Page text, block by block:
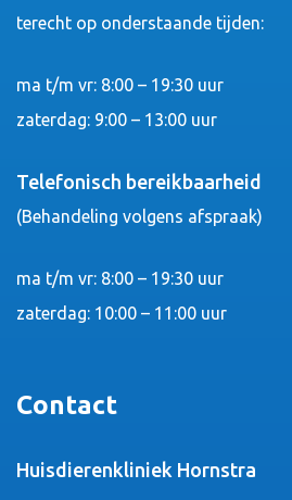
terecht op onderstaande tijden:
ma t/m vr: 8:00 – 19:30 uur
zaterdag: 9:00 – 13:00 uur
Telefonisch bereikbaarheid
(Behandeling volgens afspraak)
ma t/m vr: 8:00 – 19:30 uur
zaterdag: 10:00 – 11:00 uur
Contact
Huisdierenkliniek Hornstra